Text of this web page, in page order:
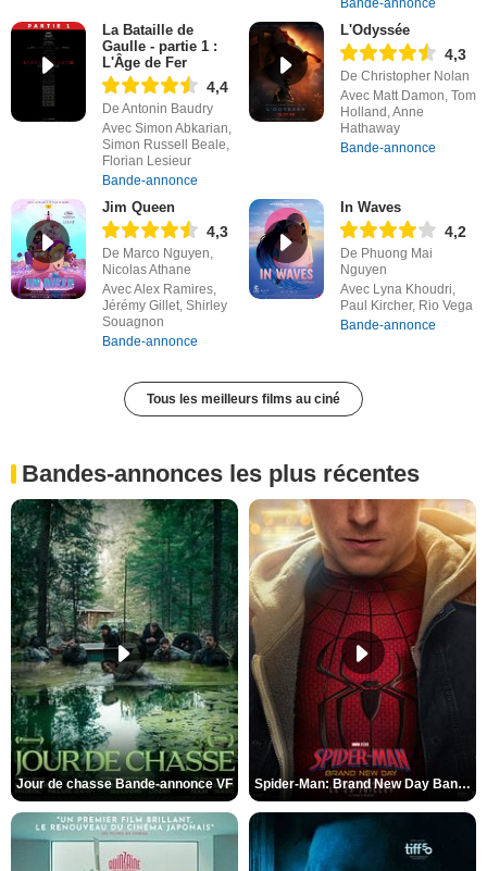
Bande-annonce
La Bataille de
Gaulle - partie 1 :
L'Âge de Fer
4,4
De Antonin Baudry
Avec Simon Abkarian,
Simon Russell Beale,
Florian Lesieur
Bande-annonce
L'Odyssée
4,3
De Christopher Nolan
Avec Matt Damon, Tom
Holland, Anne
Hathaway
Bande-annonce
Jim Queen
4,3
De Marco Nguyen,
Nicolas Athane
Avec Alex Ramires,
Jérémy Gillet, Shirley
Souagnon
Bande-annonce
In Waves
4,2
De Phuong Mai
Nguyen
Avec Lyna Khoudri,
Paul Kircher, Rio Vega
Bande-annonce
Tous les meilleurs films au ciné
Bandes-annonces les plus récentes
Jour de chasse Bande-annonce VF Spider-Man: Brand New Day Bande-annonce (3) VO STFR